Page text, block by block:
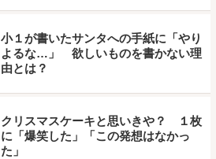
小１が書いたサンタへの手紙に「やり
よるな…」 欲しいものを書かない理
由とは？
クリスマスケーキと思いきや？ １枚
に「爆笑した」「この発想はなかっ
た」